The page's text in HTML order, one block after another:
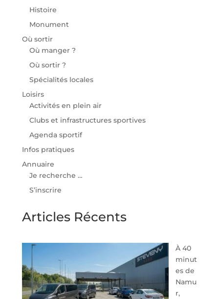
Histoire
Monument
Où sortir
Où manger ?
Où sortir ?
Spécialités locales
Loisirs
Activités en plein air
Clubs et infrastructures sportives
Agenda sportif
Infos pratiques
Annuaire
Je recherche …
S’inscrire
Articles Récents
À 40
minut
es de
Namu
r,